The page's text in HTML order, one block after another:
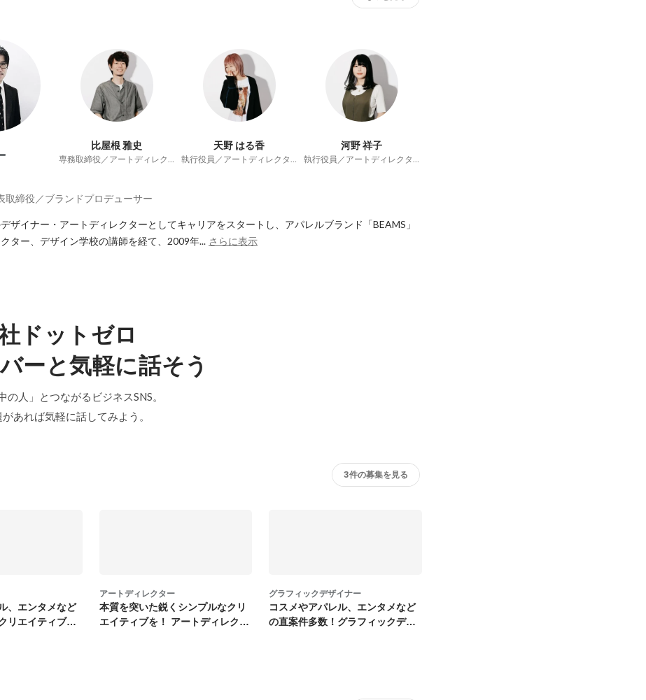
比屋根 雅史
専務取締役／アートディレクター
天野 はる香
執行役員／アートディレクター
河野 祥子
執行役員／アートディレクター
取締役／ブランドプロデューサー
ザイナー・アートディレクターとしてキャリアをスタートし、アパレルブランド「BEAMS」
ター、デザイン学校の講師を経て、2009年... さらに表示
ドットゼロ
ーと気軽に話そう
の人」とつながるビジネスSNS。
あれば気軽に話してみよう。
3件の募集を見る
、エンタメなど
リエイティブデ
アートディレクター
本質を突いた鋭くシンプルなクリ
エイティブを！ アートディレクタ
グラフィックデザイナー
コスメやアパレル、エンタメなど
の直案件多数！グラフィックデザ